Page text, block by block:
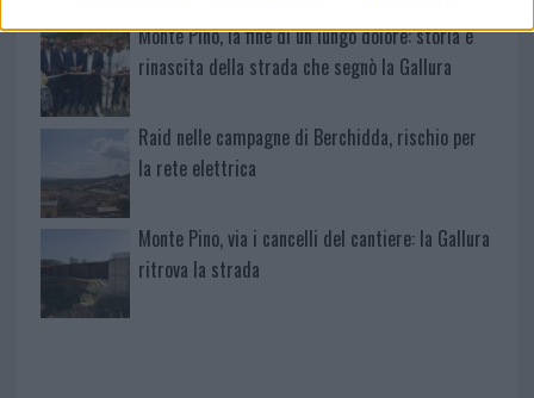
Monte Pino, la fine di un lungo dolore: storia e
rinascita della strada che segnò la Gallura
Raid nelle campagne di Berchidda, rischio per
la rete elettrica
Monte Pino, via i cancelli del cantiere: la Gallura
ritrova la strada